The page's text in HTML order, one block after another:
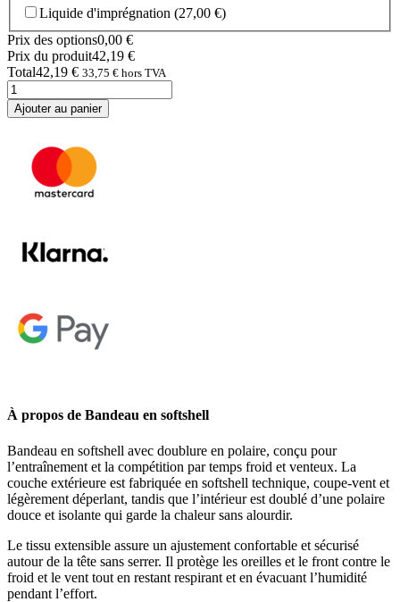
Liquide d'imprégnation (27,00 €)
Prix des options0,00 €
Prix du produit42,19 €
Total42,19 € 33,75 € hors TVA
quantité
de
Bandeau
softshell
Ajouter au panier
À propos de Bandeau en softshell
Bandeau en softshell avec doublure en polaire, conçu pour
l’entraînement et la compétition par temps froid et venteux. La
couche extérieure est fabriquée en softshell technique, coupe-vent et
légèrement déperlant, tandis que l’intérieur est doublé d’une polaire
douce et isolante qui garde la chaleur sans alourdir.
Le tissu extensible assure un ajustement confortable et sécurisé
autour de la tête sans serrer. Il protège les oreilles et le front contre le
froid et le vent tout en restant respirant et en évacuant l’humidité
pendant l’effort.